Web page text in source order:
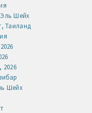
Шейх
Таиланд
2026
Шейх